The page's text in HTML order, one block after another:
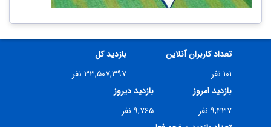
تعداد کاربران آنلاین
۱۰۱ نفر
بازدید کل
۳۳,۵۰۷,۳۹۷ نفر
بازدید امروز
۹,۴۳۷ نفر
بازدید دیروز
۹,۷۶۵ نفر